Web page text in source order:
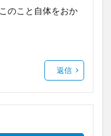
のこと自体をおか
返信